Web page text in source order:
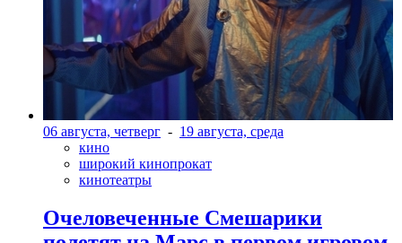
06 августа, четверг - 19 августа, среда
кино
широкий кинопрокат
кинотеатры
Очеловеченные Смешарики